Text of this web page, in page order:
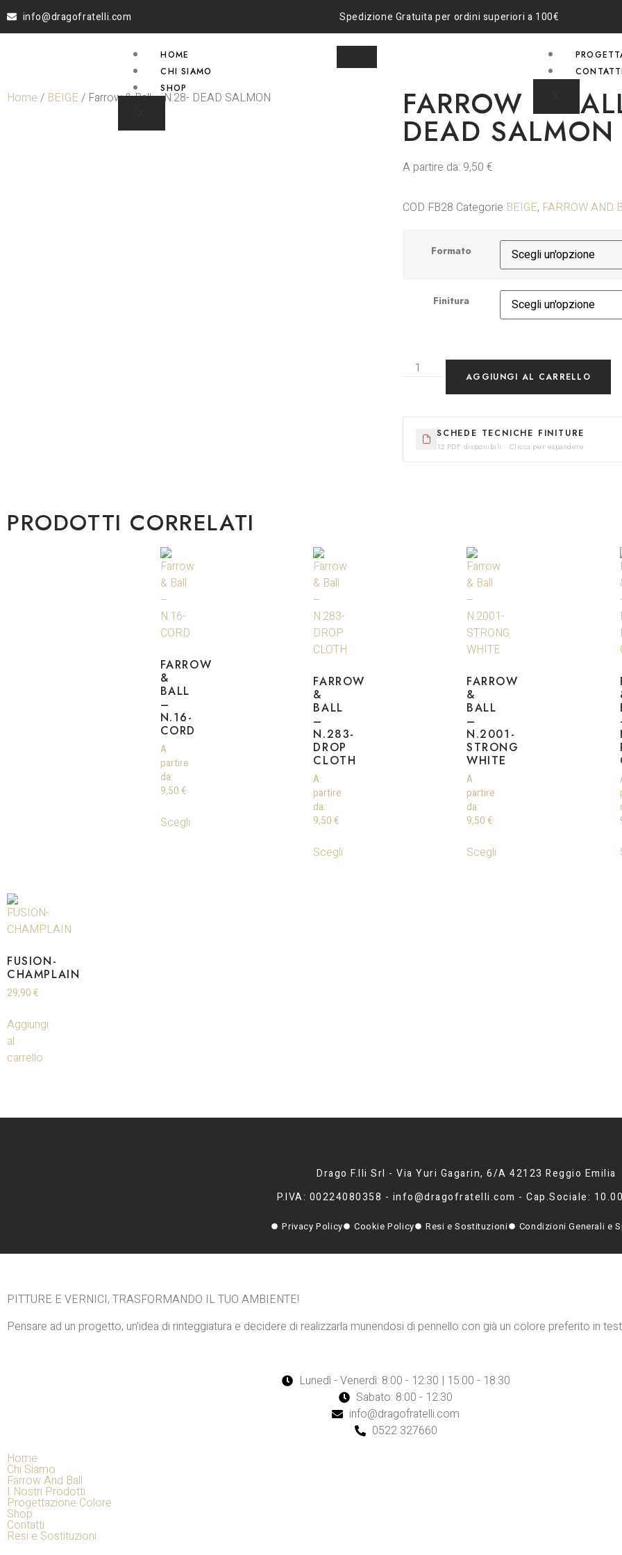
info@dragofratelli.com Spedizione Gratuita per ordini superiori a 100€
HOME
CHI SIAMO
SHOP
Home / BEIGE / Farrow & Ball – N.28- DEAD SALMON FARROW &
DEAD SALMON
A partire da: 9,50 €
COD FB28 Categorie BEIGE, FARROW AND
Formato
Finitura
AGGIUNGI AL CARRELLO
SCHEDE TECNICHE FINITURE
12 PDF disponibili · Clicca per espandere
PRODOTTI CORRELATI
FARROW
&
BALL
–
N.16-
CORD
A
partire
da:
9,50 €
Scegli
FARROW
&
BALL
–
N.283-
DROP
CLOTH
A
partire
da:
9,50€
Scegli
FARROW
&
BALL
–
N.2001-
STRONG
WHITE
A
partire
da:
9,50 €
Scegli
FUSION-
CHAMPLAIN
29,90 €
Aggiungi
al
carrello
Drago F.lli Srl - Via Yuri Gagarin, 6/A 42123 Reggio Emilia
P.IVA: 00224080358 - info@dragofratelli.com - Cap.Sociale:
Privacy Policy Cookie Policy Resi e Sostituzioni Condizioni Generali e
PITTURE E VERNICI, TRASFORMANDO IL TUO AMBIENTE!
Pensare ad un progetto, un’idea di rinteggiatura e decidere di realizzarla munendosi di pennello con già un colore preferito in
Lunedì - Venerdì: 8:00 - 12:30 | 15:00 - 18:30
Sabato: 8:00 - 12:30
info@dragofratelli.com
0522 327660
Home
Chi Siamo
Farrow And Ball
I Nostri Prodotti
Progettazione Colore
Shop
Contatti
Resi e Sostituzioni